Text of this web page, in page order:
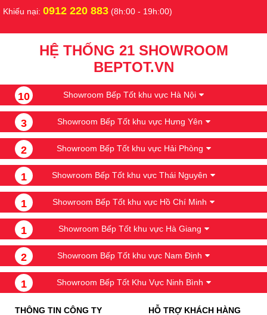
Khiếu nại: 0912 220 883 (8h:00 - 19h:00)
HỆ THỐNG 21 SHOWROOM
BEPTOT.VN
10 Showroom Bếp Tốt khu vực Hà Nội
3 Showroom Bếp Tốt khu vực Hưng Yên
2 Showroom Bếp Tốt khu vực Hải Phòng
1 Showroom Bếp Tốt khu vực Thái Nguyên
1 Showroom Bếp Tốt khu vực Hồ Chí Minh
1 Showroom Bếp Tốt khu vực Hà Giang
2 Showroom Bếp Tốt khu vực Nam Định
1 Showroom Bếp Tốt Khu Vực Ninh Bình
THÔNG TIN CÔNG TY HỖ TRỢ KHÁCH HÀNG